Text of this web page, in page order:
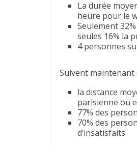
La durée
heure pour le
Seulement
seules 16% la
4 personnes
Suivent
la distance
parisienne ou
77% des
70% des
d’insatisfaits